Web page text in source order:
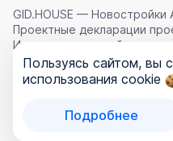
GID.HOUSE — Новостройки
Проектные декларации
Использование сайта
соглашением ,Политикой
Политикой обработки
ООО «ГИД.ХАУЗ»
Пользуясь сайтом, вы
использования cookie
Подробнее